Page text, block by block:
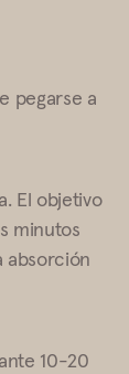
pegarse a
El objetivo
minutos
absorción
10-20